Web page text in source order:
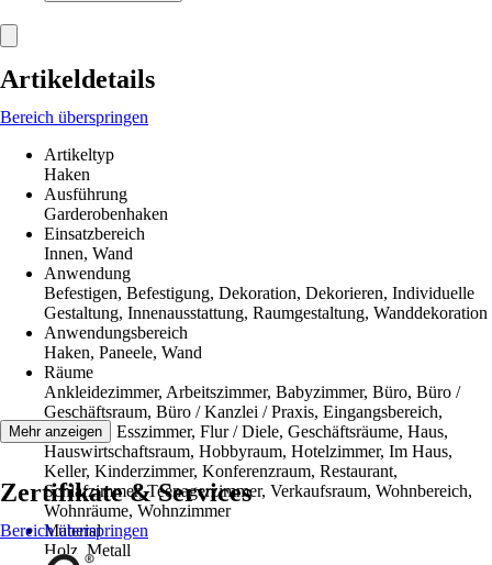
Artikeldetails
Bereich überspringen
Artikeltyp
Haken
Ausführung
Garderobenhaken
Einsatzbereich
Innen, Wand
Anwendung
Befestigen, Befestigung, Dekoration, Dekorieren, Individuelle
Gestaltung, Innenausstattung, Raumgestaltung, Wanddekoration
Anwendungsbereich
Haken, Paneele, Wand
Räume
Ankleidezimmer, Arbeitszimmer, Babyzimmer, Büro, Büro /
Geschäftsraum, Büro / Kanzlei / Praxis, Eingangsbereich,
Empfang, Esszimmer, Flur / Diele, Geschäftsräume, Haus,
Hauswirtschaftsraum, Hobbyraum, Hotelzimmer, Im Haus,
Keller, Kinderzimmer, Konferenzraum, Restaurant,
Schlafzimmer, Teenagerzimmer, Verkaufsraum, Wohnbereich,
Wohnräume, Wohnzimmer
Material
Holz, Metall
Mehr anzeigen
Zertifikate & Services
Bereich überspringen